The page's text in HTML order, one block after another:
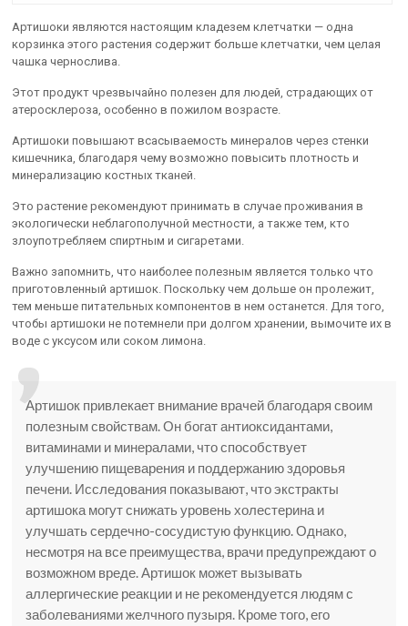
Артишоки являются настоящим кладезем клетчатки — одна
корзинка этого растения содержит больше клетчатки, чем целая
чашка чернослива.
Этот продукт чрезвычайно полезен для людей, страдающих от
атеросклероза, особенно в пожилом возрасте.
Артишоки повышают всасываемость минералов через стенки
кишечника, благодаря чему возможно повысить плотность и
минерализацию костных тканей.
Это растение рекомендуют принимать в случае проживания в
экологически неблагополучной местности, а также тем, кто
злоупотребляем спиртным и сигаретами.
Важно запомнить, что наиболее полезным является только что
приготовленный артишок. Поскольку чем дольше он пролежит,
тем меньше питательных компонентов в нем останется. Для того,
чтобы артишоки не потемнели при долгом хранении, вымочите их в
воде с уксусом или соком лимона.
Артишок привлекает внимание врачей благодаря своим
полезным свойствам. Он богат антиоксидантами,
витаминами и минералами, что способствует
улучшению пищеварения и поддержанию здоровья
печени. Исследования показывают, что экстракты
артишока могут снижать уровень холестерина и
улучшать сердечно-сосудистую функцию. Однако,
несмотря на все преимущества, врачи предупреждают о
возможном вреде. Артишок может вызывать
аллергические реакции и не рекомендуется людям с
заболеваниями желчного пузыря. Кроме того, его